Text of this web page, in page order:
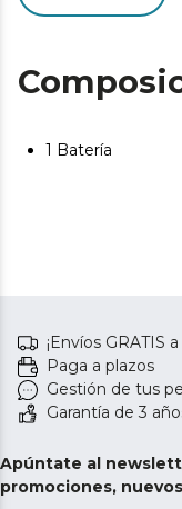
1 Batería
¡Envíos GRATIS
Paga a plazos
Gestión de tus
Garantía de 3
Apúntate al
promociones,